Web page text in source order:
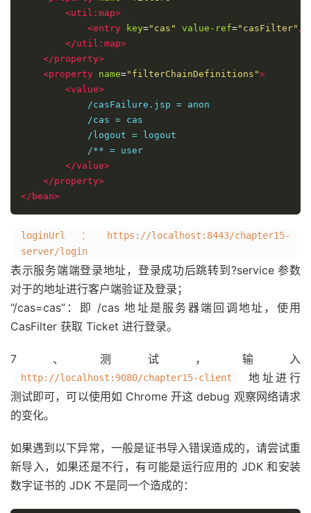
<util:map>
<entry
key="cas" value-ref="casFilter" />
</util:map>
</property>
<property name="filterChainDefinitions">
<value>
            /casFailure.jsp = anon
            /cas = cas
            /logout = logout
            /** = user
</value>
</property>
</bean>
loginUrl：https://localhost:8443/chapter15-
server/login
表示服务端端登录地址，登录成功后跳转到?service 参数
对于的地址进行客户端验证及登录；
“/cas=cas”：即 /cas 地址是服务器端回调地址，使用
CasFilter 获取 Ticket 进行登录。
7、测试，输入
http://localhost:9080/chapter15-client
地址进行
测试即可，可以使用如 Chrome 开这 debug 观察网络请求
的变化。
如果遇到以下异常，一般是证书导入错误造成的，请尝试重
新导入，如果还是不行，有可能是运行应用的 JDK 和安装
数字证书的 JDK 不是同一个造成的：